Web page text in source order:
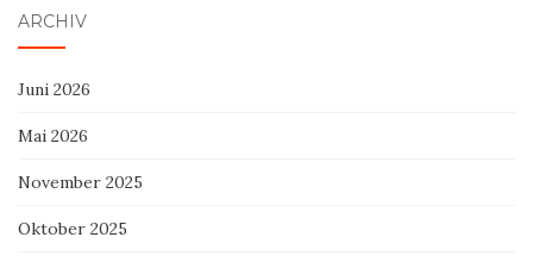
ARCHIV
Juni 2026
Mai 2026
November 2025
Oktober 2025